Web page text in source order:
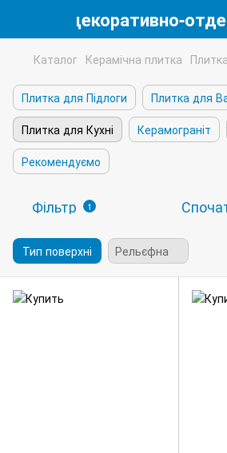
декоративно-
Каталог Керамічна плитка
Плитка для Підлоги
Плитка для
Плитка для Кухні
Керамограніт
Рекомендуємо
Фільтр 1
Тип поверхні Рельєфна